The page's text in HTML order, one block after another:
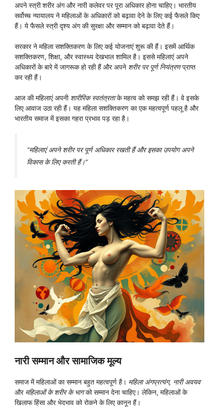
अपने स्त्री शरीर अंग और नारी कलेवर पर पूरा अधिकार होना चाहिए। भारतीय
सर्वोच्च न्यायालय ने महिलाओं के अधिकारों को बढ़ावा देने के लिए कई फैसले किए
हैं। ये फैसले स्त्री दृश्य अंग की सुरक्षा और सम्मान को बढ़ावा देते हैं।
सरकार ने महिला सशक्तिकरण के लिए कई योजनाएं शुरू की हैं। इसमें आर्थिक
सशक्तिकरण, शिक्षा, और स्वास्थ्य देखभाल शामिल है। इससे महिलाएं अपने
अधिकारों के बारे में जागरूक हो रही हैं और अपने शरीर पर पूर्ण नियंत्रणप्राप्त
कर रही हैं।
आज की महिलाएं अपनी शारीरिक स्वतंत्रताके महत्व को समझ रही हैं। वे इसके
लिए आवाज उठा रही हैं। यह महिला सशक्तिकरण का एक महत्वपूर्ण पहलू है और
भारतीय समाज में इसका गहरा प्रभाव पड़ रहा है।
“महिलाएं अपने शरीर पर पूर्ण अधिकार रखती हैं और इसका उपयोग अपने
विकास के लिए करती हैं।”
नारी सम्मान और सामाजिक मूल्य
समाज में महिलाओं का सम्मान बहुत महत्वपूर्ण है। महिला अंगप्रत्यंग, नारी अवयव
और महिलाओं के शरीर के भागको सम्मान देना चाहिए। लेकिन, महिलाओं के
खिलाफ हिंसा और भेदभाव को रोकने के लिए कानून हैं।